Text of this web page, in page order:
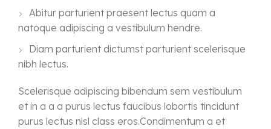
Abitur parturient praesent lectus quam a
natoque adipiscing a vestibulum hendre.
Diam parturient dictumst parturient scelerisque
nibh lectus.
Scelerisque adipiscing bibendum sem vestibulum
et in a a a purus lectus faucibus lobortis tincidunt
purus lectus nisl class eros.Condimentum a et